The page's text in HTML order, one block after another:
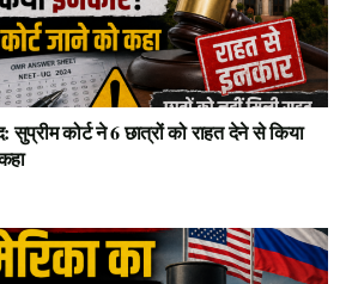
कोर्ट ने 6 छात्रों को राहत देने से किया